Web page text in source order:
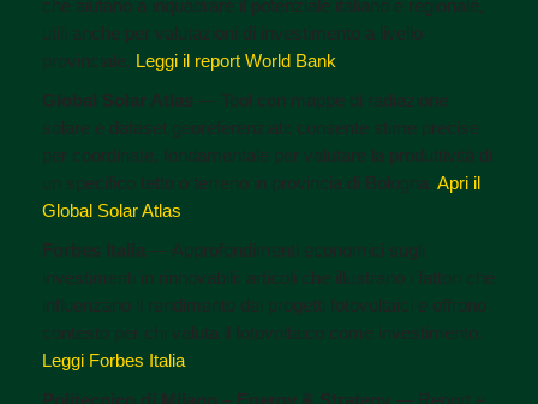
che aiutano a inquadrare il potenziale italiano e regionale,
utili anche per valutazioni di investimento a livello
provinciale. Leggi il report World Bank
Global Solar Atlas — Tool con mappe di radiazione
solare e dataset georeferenziati: consente stime precise
per coordinate, fondamentale per valutare la produttività di
un specifico tetto o terreno in provincia di Bologna. Apri il
Global Solar Atlas
Forbes Italia — Approfondimenti economici sugli
investimenti in rinnovabili: articoli che illustrano i fattori che
influenzano il rendimento dei progetti fotovoltaici e offrono
contesto per chi valuta il fotovoltaico come investimento.
Leggi Forbes Italia